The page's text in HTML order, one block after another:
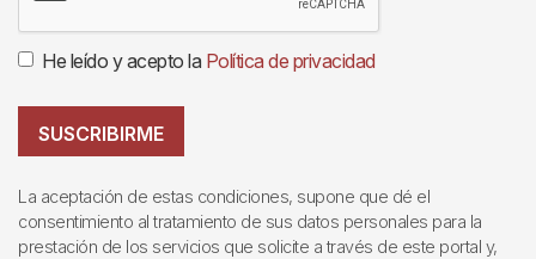
He leído y acepto la Política de privacidad
SUSCRIBIRME
La aceptación de estas condiciones, supone que dé el
consentimiento al tratamiento de sus datos personales para la
prestación de los servicios que solicite a través de este portal y,